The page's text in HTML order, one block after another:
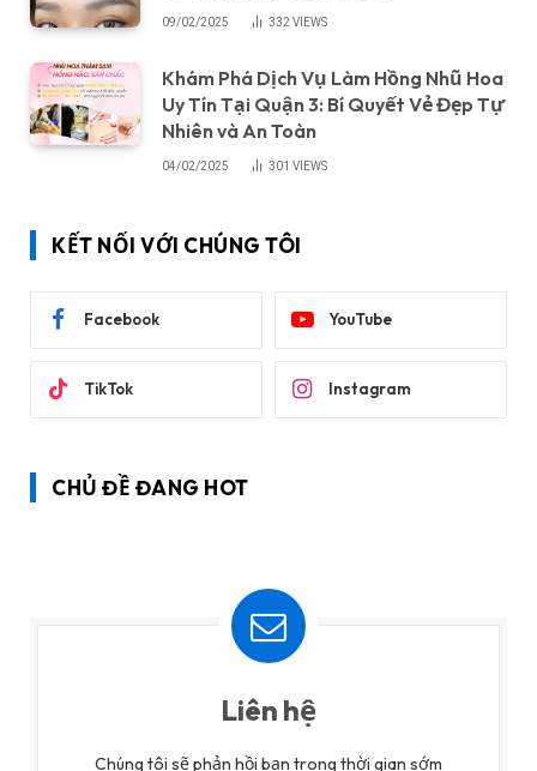
09/02/2025 332 VIEWS
Khám Phá Dịch Vụ Làm Hồng Nhũ Hoa
Uy Tín Tại Quận 3: Bí Quyết Vẻ Đẹp Tự
Nhiên và An Toàn
04/02/2025 301 VIEWS
KẾT NỐI VỚI CHÚNG TÔI
Facebook YouTube
TikTok Instagram
CHỦ ĐỀ ĐANG HOT
Liên hệ
Chúng tôi sẽ phản hồi bạn trong thời gian sớm